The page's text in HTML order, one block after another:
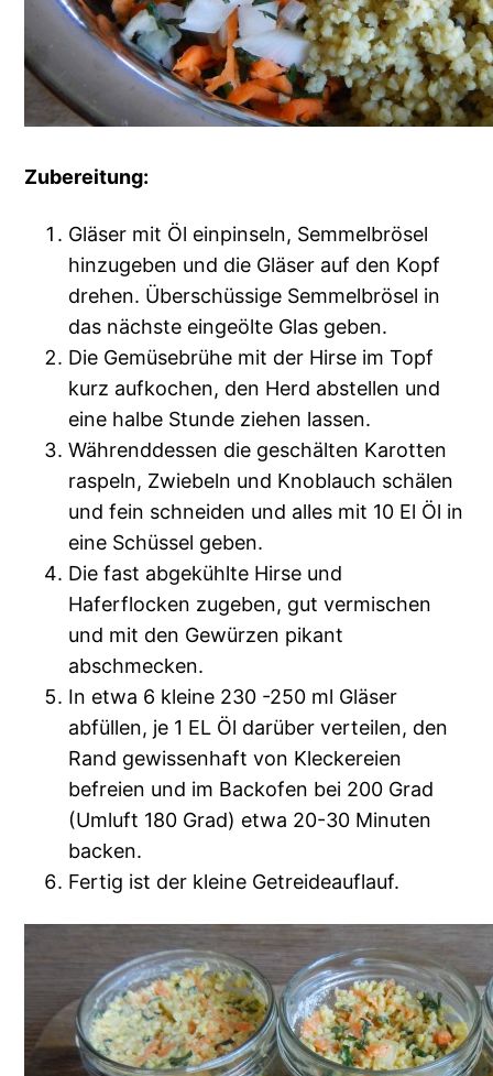
Zubereitung:
Gläser mit Öl einpinseln, Semmelbrösel
hinzugeben und die Gläser auf den Kopf
drehen. Überschüssige Semmelbrösel in
das nächste eingeölte Glas geben.
Die Gemüsebrühe mit der Hirse im Topf
kurz aufkochen, den Herd abstellen und
eine halbe Stunde ziehen lassen.
Währenddessen die geschälten Karotten
raspeln, Zwiebeln und Knoblauch schälen
und fein schneiden und alles mit 10 El Öl in
eine Schüssel geben.
Die fast abgekühlte Hirse und
Haferflocken zugeben, gut vermischen
und mit den Gewürzen pikant
abschmecken.
In etwa 6 kleine 230 -250 ml Gläser
abfüllen, je 1 EL Öl darüber verteilen, den
Rand gewissenhaft von Kleckereien
befreien und im Backofen bei 200 Grad
(Umluft 180 Grad) etwa 20-30 Minuten
backen.
Fertig ist der kleine Getreideauflauf.